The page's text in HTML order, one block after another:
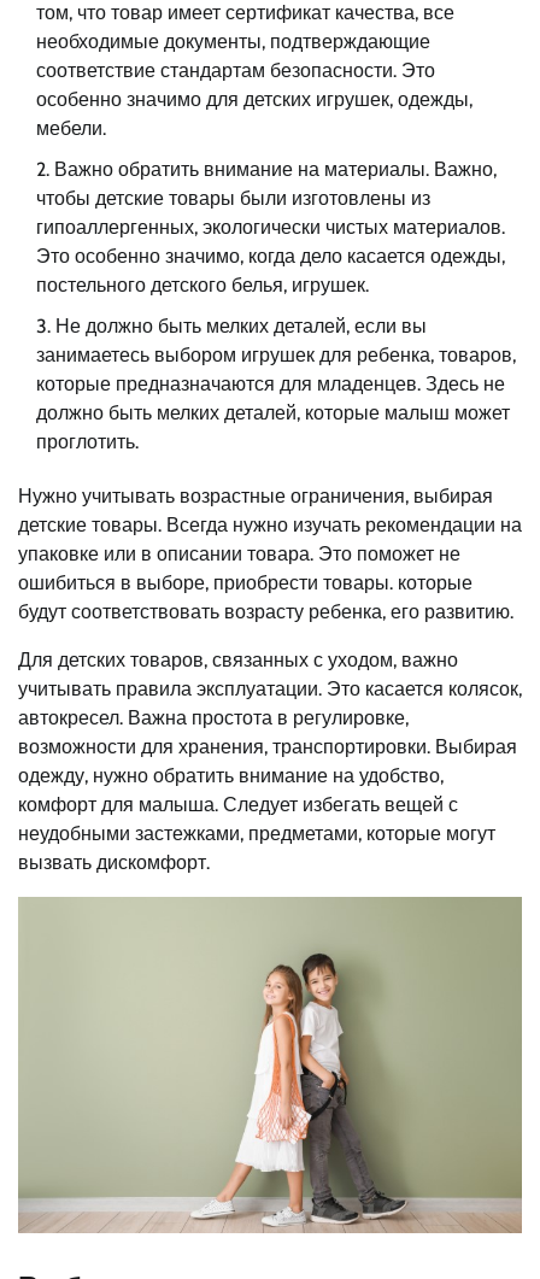
том, что товар имеет сертификат качества, все
необходимые документы, подтверждающие
соответствие стандартам безопасности. Это
особенно значимо для детских игрушек, одежды,
мебели.
Важно обратить внимание на материалы. Важно,
чтобы детские товары были изготовлены из
гипоаллергенных, экологически чистых материалов.
Это особенно значимо, когда дело касается одежды,
постельного детского белья, игрушек.
Не должно быть мелких деталей, если вы
занимаетесь выбором игрушек для ребенка, товаров,
которые предназначаются для младенцев. Здесь не
должно быть мелких деталей, которые малыш может
проглотить.
Нужно учитывать возрастные ограничения, выбирая
детские товары. Всегда нужно изучать рекомендации на
упаковке или в описании товара. Это поможет не
ошибиться в выборе, приобрести товары. которые
будут соответствовать возрасту ребенка, его развитию.
Для детских товаров, связанных с уходом, важно
учитывать правила эксплуатации. Это касается колясок,
автокресел. Важна простота в регулировке,
возможности для хранения, транспортировки. Выбирая
одежду, нужно обратить внимание на удобство,
комфорт для малыша. Следует избегать вещей с
неудобными застежками, предметами, которые могут
вызвать дискомфорт.